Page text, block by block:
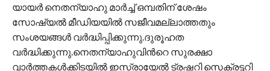
യായർ നെതന്യാഹു മാർച്ച് ഒമ്പതിന് ശേഷം
സോഷ്യൽ മീഡിയയിൽ സജീവമല്ലാത്തതും
സംശയങ്ങൾ വർദ്ധിപ്പിക്കുന്നു.ദുരൂഹത
വർദ്ധിക്കുന്നു.നെതന്യാഹുവിന്‍റെ സുരക്ഷാ
വാർത്തകൾക്കിടയിൽ ഇസ്രായേൽ ട്രഷറി സെക്രട്ടറി